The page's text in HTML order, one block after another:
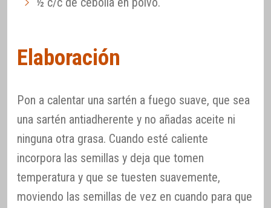
Elaboración
Pon a calentar una sartén a fuego suave, que sea
una sartén antiadherente y no añadas aceite ni
ninguna otra grasa. Cuando esté caliente
incorpora las semillas y deja que tomen
temperatura y que se tuesten suavemente,
moviendo las semillas de vez en cuando para que